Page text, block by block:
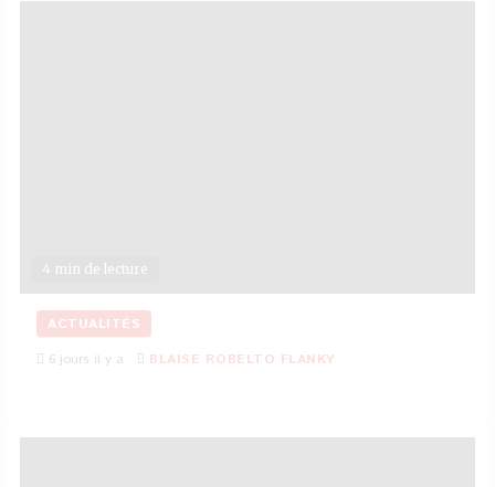
4 min de lecture
ACTUALITÉS
6 jours il y a
BLAISE ROBELTO FLANKY